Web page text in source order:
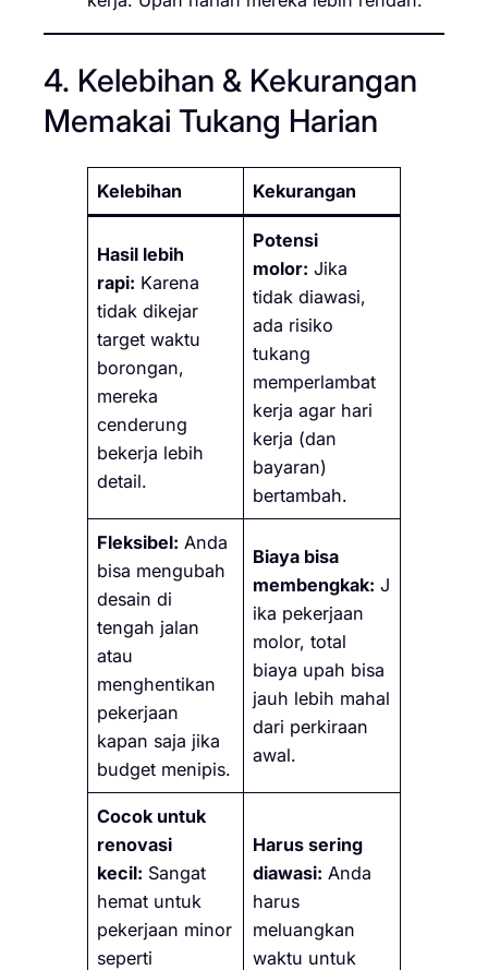
4. Kelebihan & Kekurangan
Memakai Tukang Harian
Kelebihan Kekurangan
Hasil lebih
rapi: Karena
tidak dikejar
target waktu
borongan,
mereka
cenderung
bekerja lebih
detail.
Potensi
molor: Jika
tidak diawasi,
ada risiko
tukang
memperlambat
kerja agar hari
kerja (dan
bayaran)
bertambah.
Fleksibel: Anda
bisa mengubah
desain di
tengah jalan
atau
menghentikan
pekerjaan
kapan saja jika
budget menipis.
Biaya bisa
membengkak: J
ika pekerjaan
molor, total
biaya upah bisa
jauh lebih mahal
dari perkiraan
awal.
Cocok untuk
renovasi
kecil: Sangat
hemat untuk
pekerjaan minor
seperti
Harus sering
diawasi: Anda
harus
meluangkan
waktu untuk